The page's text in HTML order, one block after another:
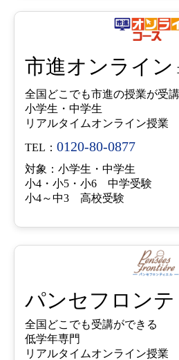
市進オンライン
全国どこでも市進の授業が受
小学生・中学生
リアルタイムオンライン授業
TEL： 0120-80-0877
対象：小学生・中学生
小4・小5・小6 中学受験
小4～中3 高校受験
パンセフロン
全国どこでも受講ができる
低学年専門
リアルタイムオンライン授業